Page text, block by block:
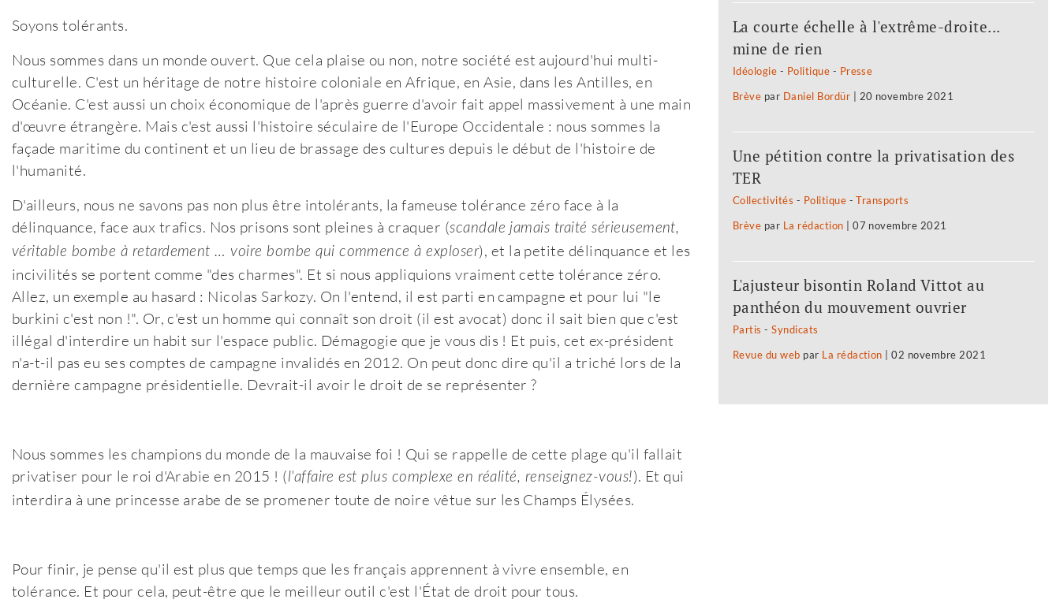
Soyons tolérants.
Nous sommes dans un monde ouvert. Que cela plaise ou non, notre société est aujourd'hui multi-
culturelle. C'est un héritage de notre histoire coloniale en Afrique, en Asie, dans les Antilles, en
Océanie. C'est aussi un choix économique de l'après guerre d'avoir fait appel massivement à une main
d'œuvre étrangère. Mais c'est aussi l'histoire séculaire de l'Europe Occidentale : nous sommes la
façade maritime du continent et un lieu de brassage des cultures depuis le début de l'histoire de
l'humanité.
D'ailleurs, nous ne savons pas non plus être intolérants, la fameuse tolérance zéro face à la
délinquance, face aux trafics. Nos prisons sont pleines à craquer (scandale jamais traité sérieusement,
véritable bombe à retardement … voire bombe qui commence à exploser), et la petite délinquance et les
incivilités se portent comme "des charmes". Et si nous appliquions vraiment cette tolérance zéro.
Allez, un exemple au hasard : Nicolas Sarkozy. On l'entend, il est parti en campagne et pour lui "le
burkini c'est non !". Or, c'est un homme qui connaît son droit (il est avocat) donc il sait bien que c'est
illégal d'interdire un habit sur l'espace public. Démagogie que je vous dis ! Et puis, cet ex-président
n'a-t-il pas eu ses comptes de campagne invalidés en 2012. On peut donc dire qu'il a triché lors de la
dernière campagne présidentielle. Devrait-il avoir le droit de se représenter ?
Nous sommes les champions du monde de la mauvaise foi ! Qui se rappelle de cette plage qu'il fallait
privatiser pour le roi d'Arabie en 2015 ! (l'affaire est plus complexe en réalité, renseignez-vous!). Et qui
interdira à une princesse arabe de se promener toute de noire vêtue sur les Champs Élysées.
Pour finir, je pense qu'il est plus que temps que les français apprennent à vivre ensemble, en
tolérance. Et pour cela, peut-être que le meilleur outil c'est l'État de droit pour tous.
La courte échelle à l'extrême-droite...
mine de rien
Idéologie - Politique - Presse
Brève par Daniel Bordür 20 novembre 2021
Une pétition contre la privatisation des
TER
Collectivités - Politique -Transports
Brève par La rédaction |07 novembre 2021
L'ajusteur bisontin Roland Vittot au
panthéon du mouvement ouvrier
Partis -Syndicats
Revue du web par La rédaction |02 novembre 2021